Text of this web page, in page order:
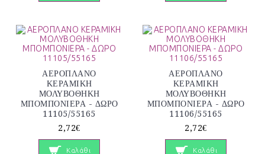
ΑΕΡΟΠΛΑΝΟ
ΚΕΡΑΜΙΚΗ
ΜΟΛΥΒΟΘΗΚΗ
ΜΠΟΜΠΟΝΙΕΡΑ - ΔΩΡΟ
11105/55165
2,72€
Καλάθι
ΑΕΡΟΠΛΑΝΟ
ΚΕΡΑΜΙΚΗ
ΜΟΛΥΒΟΘΗΚΗ
ΜΠΟΜΠΟΝΙΕΡΑ - ΔΩΡΟ
11106/55165
2,72€
Καλάθι